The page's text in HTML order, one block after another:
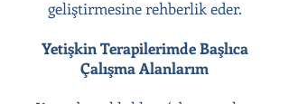
geliştirmesine rehberlik eder.
Yetişkin Terapilerimde Başlıca
Çalışma Alanlarım